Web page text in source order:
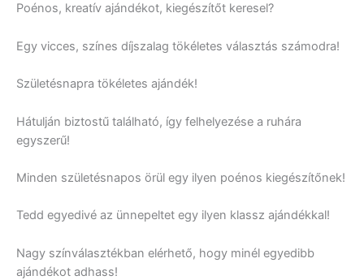
Poénos, kreatív ajándékot, kiegészítőt keresel?
Egy vicces, színes díjszalag tökéletes választás számodra!
Születésnapra tökéletes ajándék!
Hátulján biztostű található, így felhelyezése a ruhára
egyszerű!
Minden születésnapos örül egy ilyen poénos kiegészítőnek!
Tedd egyedivé az ünnepeltet egy ilyen klassz ajándékkal!
Nagy színválasztékban elérhető, hogy minél egyedibb
ajándékot adhass!